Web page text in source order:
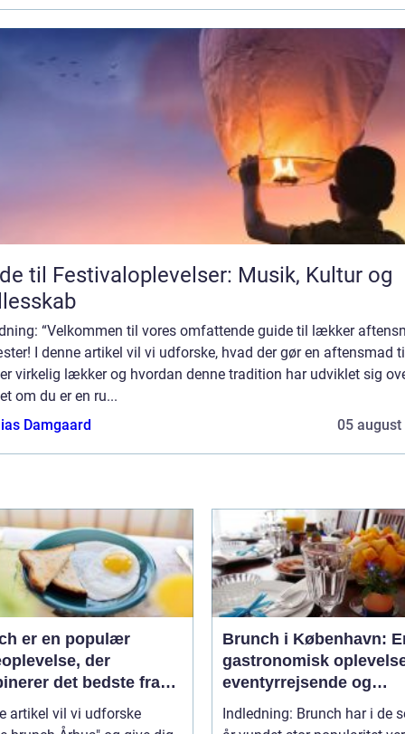
til Festivaloplevelser: Musik, Kultur og
“Velkommen til vores omfattende guide til lækker
I denne artikel vil vi udforske, hvad der gør en aftensmad
virkelig lækker og hvordan denne tradition har udviklet sig
om du er en ru...
Damgaard
05 august
er en populær
der
det bedste fra
og frokost i én
artikel vil vi udforske
Brunch i København:
gastronomisk
eventyrrejsende og
backpackere
Indledning: Brunch har i de